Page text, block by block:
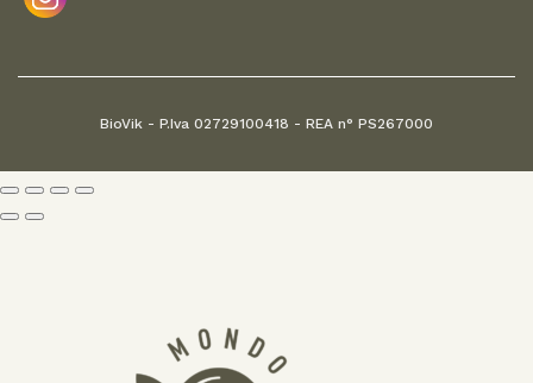
BioVik - P.Iva 02729100418 - REA n° PS267000